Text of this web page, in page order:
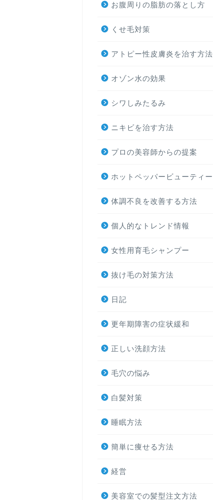
お腹周りの脂肪の落とし方
くせ毛対策
アトピー性皮膚炎を治す方法
オゾン水の効果
シワしみたるみ
ニキビを治す方法
プロの美容師からの提案
ホットペッパービューティー
体調不良を改善する方法
個人的なトレンド情報
女性用育毛シャンプー
抜け毛の対策方法
日記
更年期障害の症状緩和
正しい洗顔方法
毛穴の悩み
白髪対策
睡眠方法
簡単に痩せる方法
経営
美容室での髪型注文方法